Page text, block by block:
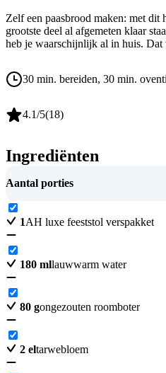
Zelf een paasbrood maken: met dit
grootste deel al afgemeten klaar
heb je waarschijnlijk al in huis. Dat
30 min. bereiden, 30 min.
4.1/5(18)
Ingrediënten
Aantal porties
1AH luxe feeststol verspakket
180 mllauwwarm water
80 gongezouten roomboter
2 eltarwebloem